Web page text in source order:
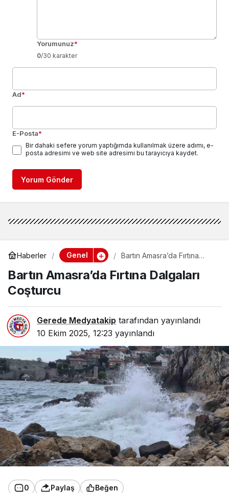
Yorumunuz*
0/30 karakter
Ad*
E-Posta*
Bir dahaki sefere yorum yaptığımda kullanılmak üzere adımı, e-
posta adresimi ve web site adresimi bu tarayıcıya kaydet.
Yorum Gönder
Haberler Genel
Bartın Amasra’da Fırtına
Bartın Amasra’da Fırtına Dalgaları
Coşturcu
Gerede Medyatakip tarafından yayınlandı
10 Ekim 2025, 12:23 yayınlandı
0 Paylaş Beğen